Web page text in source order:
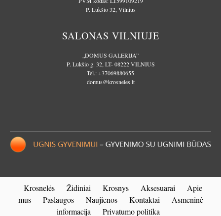
P. Lukšio 32, Vilnius
SALONAS VILNIUJE
„DOMUS GALERIJA”
P. Lukšio g. 32, LT- 08222 VILNIUS
Tel.:+37069880655
domus@krosneles.lt
Krosnelės Židiniai Krosnys Aksesuarai
Apie
mus
Paslaugos Naujienos Kontaktai
Asmeninė
informacija
Privatumo politika